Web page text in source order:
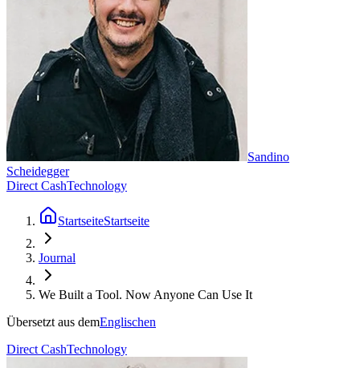
Sandino
Scheidegger
Direct CashTechnology
StartseiteStartseite
Journal
We Built a Tool. Now Anyone Can Use It
Übersetzt aus demEnglischen
Direct CashTechnology